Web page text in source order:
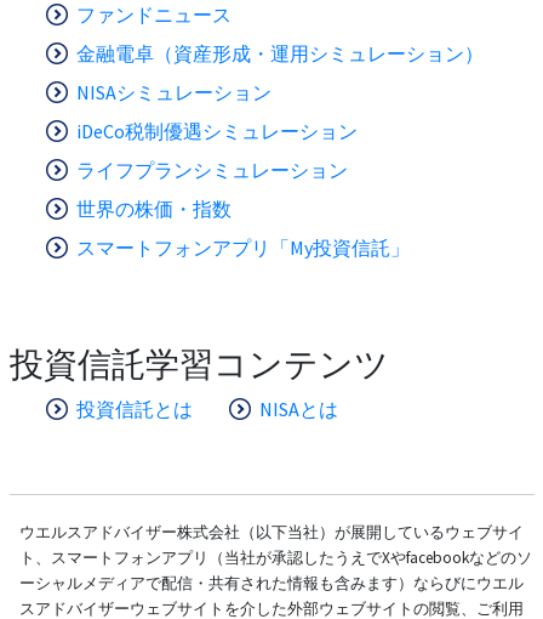
ファンドニュース
金融電卓（資産形成・運用シミュレーション）
NISAシミュレーション
iDeCo税制優遇シミュレーション
ライフプランシミュレーション
世界の株価・指数
スマートフォンアプリ「My投資信託」
投資信託学習コンテンツ
投資信託とは NISAとは
ウエルスアドバイザー株式会社（以下当社）が展開しているウェブサイ
ト、スマートフォンアプリ（当社が承認したうえでXやfacebookなどのソ
ーシャルメディアで配信・共有された情報も含みます）ならびにウエル
スアドバイザーウェブサイトを介した外部ウェブサイトの閲覧、ご利用